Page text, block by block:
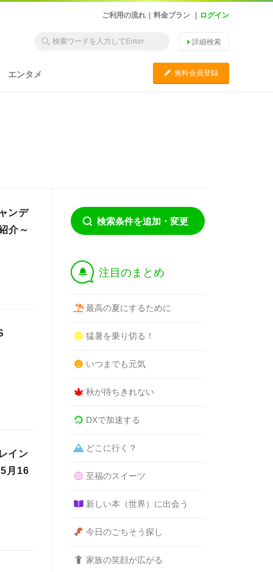
ご利用の流れ 料金プラン ログイン
詳細検索
エンタメ C 無料会員登録
ンデ
介～
イン
月16
検索条件を追加・変更
† 注目のまとめ
最高の夏にするために
猛暑を乗り切る！
いつまでも元気
秋が待ちきれない
DXで加速する
どこに行く？
至福のスイーツ
新しい本（世界）に出会う
今日のごちそう探し
家族の笑顔が広がる